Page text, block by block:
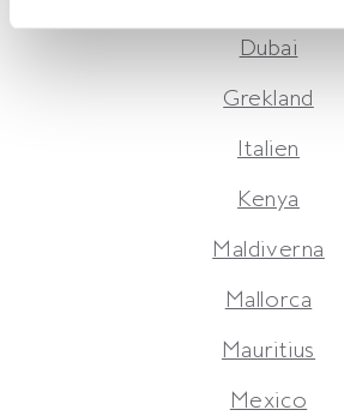
Dubai
Grekland
Italien
Kenya
Maldiverna
Mallorca
Mauritius
Mexico